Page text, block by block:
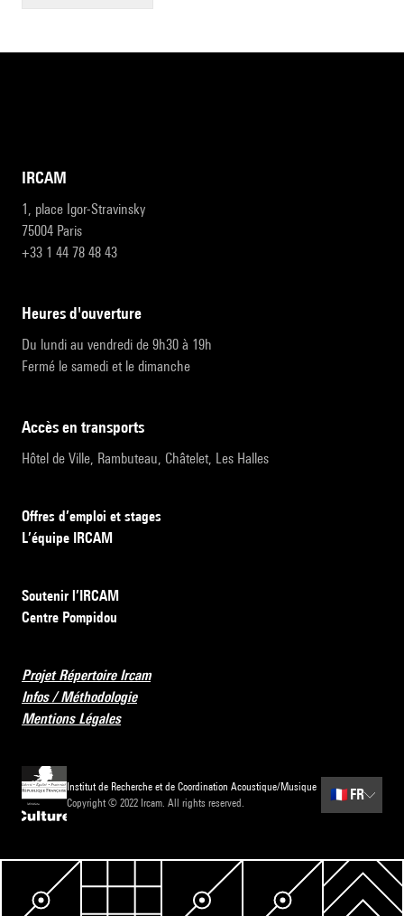
IRCAM
1, place Igor-Stravinsky
75004 Paris
+33 1 44 78 48 43
heures d'ouverture
Du lundi au vendredi de 9h30 à 19h
Fermé le samedi et le dimanche
accès en transports
Hôtel de Ville, Rambuteau, Châtelet, Les Halles
Offres d’emploi et stages
L’équipe IRCAM
Soutenir l’IRCAM
Centre Pompidou
Projet Répertoire Ircam
Infos / Méthodologie
Mentions Légales
Institut de Recherche et de Coordination Acoustique/Musique
Copyright © 2022 Ircam. All rights reserved.
🇫🇷 FR